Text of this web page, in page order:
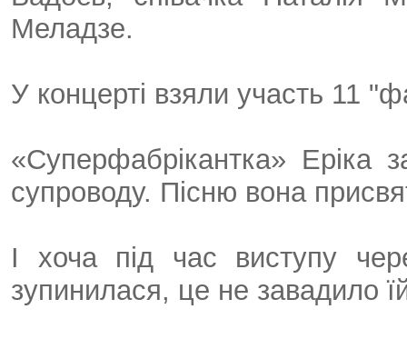
Меладзе.
У концерті взяли участь 11
«Суперфабрікантка» Еріка
супроводу. Пісню вона
І хоча під час виступу
зупинилася, це не завадило